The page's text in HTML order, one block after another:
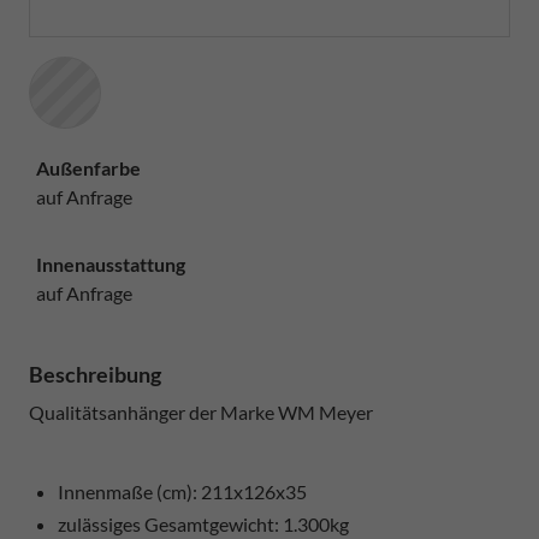
Außenfarbe
auf Anfrage
Innenausstattung
auf Anfrage
Beschreibung
Qualitätsanhänger der Marke WM Meyer
Innenmaße (cm): 211x126x35
zulässiges Gesamtgewicht: 1.300kg